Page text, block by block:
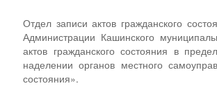
Отдел записи актов гражданского
Администрации Кашинского
актов гражданского состояния в
наделении органов местного
состояния».